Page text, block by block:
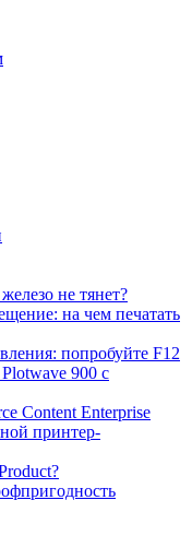
не тянет?
на чем печатать
попробуйте F12
900 с
Content Enterprise
принтер-